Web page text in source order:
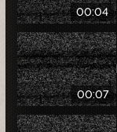
00:04
00:07